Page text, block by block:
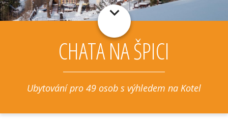
CHATA NA ŠPICI
Ubytování pro 49 osob s výhledem na Kotel